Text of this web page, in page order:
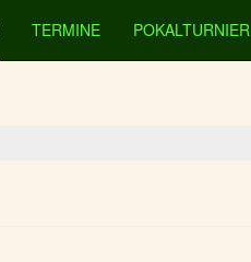
TERMINE POKALTURNIER